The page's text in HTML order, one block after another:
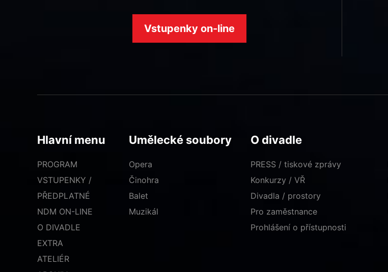
Vstupenky on-line
Hlavní menu
PROGRAM
VSTUPENKY /
PŘEDPLATNÉ
NDM ON-LINE
O DIVADLE
EXTRA
ATELIÉR
Umělecké soubory
Opera
Činohra
Balet
Muzikál
O divadle
PRESS / tiskové zprávy
Konkurzy / VŘ
Divadla / prostory
Pro zaměstnance
Prohlášení o přístupnosti